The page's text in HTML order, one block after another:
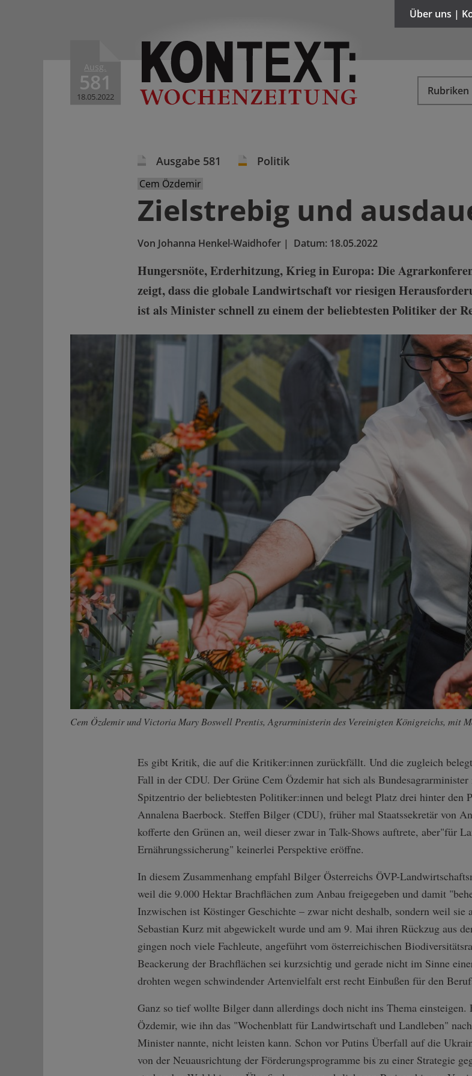
Ausg.
581
18.05.2022
Über uns |
Rubriken
Ausgabe 581 Politik
Cem Özdemir
Zielstrebig und
Von Johanna Henkel-Waidhofer | Datum: 18.05.2022
Hungersnöte, Erderhitzung, Krieg in Europa: Die
zeigt, dass die globale Landwirtschaft vor riesigen
ist als Minister schnell zu einem der beliebtesten Politiker der
Cem Özdemir und Victoria Mary Boswell Prentis, Agrarministerin des Vereinigten Königreichs, mit
Es gibt Kritik, die auf die Kritiker:innen zurückfällt. Und die zugleich
Fall in der CDU. Der Grüne Cem Özdemir hat sich als
Spitzentrio der beliebtesten Politiker:innen und belegt Platz drei hinter den
Annalena Baerbock. Steffen Bilger (CDU), früher mal Staatssekretär von
kofferte den Grünen an, weil dieser zwar in Talk-Shows auftrete, aber"für
Ernährungssicherung" keinerlei Perspektive eröffne.
In diesem Zusammenhang empfahl Bilger Österreichs ÖVP-
weil die 9.000 Hektar Brachflächen zum Anbau freigegeben und damit
Inzwischen ist Köstinger Geschichte – zwar nicht deshalb, sondern weil sie
Sebastian Kurz mit abgewickelt wurde und am 9. Mai ihren Rückzug aus
gingen noch viele Fachleute, angeführt vom österreichischen
Beackerung der Brachflächen sei kurzsichtig und gerade nicht im Sinne
drohten wegen schwindender Artenvielfalt erst recht Einbußen für den
Ganz so tief wollte Bilger dann allerdings doch nicht ins Thema
Özdemir, wie ihn das "Wochenblatt für Landwirtschaft und Landleben"
Minister nannte, nicht leisten kann. Schon vor Putins Überfall auf die
von der Neuausrichtung der Förderungsprogramme bis zu einer Strategie